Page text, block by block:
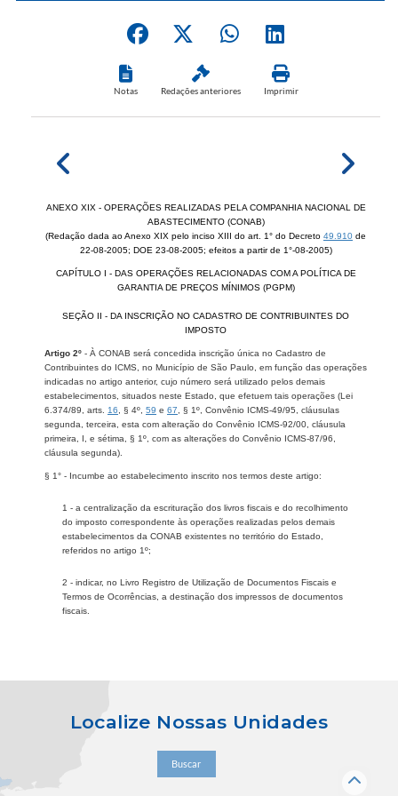
Notas Redações anteriores Imprimir
ANEXO XIX - OPERAÇÕES REALIZADAS PELA COMPANHIA NACIONAL DE
ABASTECIMENTO (CONAB)
(Redação dada ao Anexo XIX pelo inciso XIII do art. 1° do Decreto 49.910 de
22-08-2005; DOE 23-08-2005; efeitos a partir de 1°-08-2005)
CAPÍTULO I - DAS OPERAÇÕES RELACIONADAS COM A POLÍTICA DE
GARANTIA DE PREÇOS MÍNIMOS (PGPM)
SEÇÃO II - DA INSCRIÇÃO NO CADASTRO DE CONTRIBUINTES DO
IMPOSTO
Artigo 2º - À CONAB será concedida inscrição única no Cadastro de
Contribuintes do ICMS, no Município de São Paulo, em função das operações
indicadas no artigo anterior, cujo número será utilizado pelos demais
estabelecimentos, situados neste Estado, que efetuem tais operações (Lei
6.374/89, arts. 16 , § 4º, 59 e 67 , § 1º, Convênio ICMS-49/95, cláusulas
segunda, terceira, esta com alteração do Convênio ICMS-92/00, cláusula
primeira, I, e sétima, § 1º, com as alterações do Convênio ICMS-87/96,
cláusula segunda).
§ 1° - Incumbe ao estabelecimento inscrito nos termos deste artigo:
1 - a centralização da escrituração dos livros fiscais e do recolhimento
do imposto correspondente às operações realizadas pelos demais
estabelecimentos da CONAB existentes no território do Estado,
referidos no artigo 1º;
2 - indicar, no Livro Registro de Utilização de Documentos Fiscais e
Termos de Ocorrências, a destinação dos impressos de documentos
fiscais.
Localize Nossas Unidades
Buscar